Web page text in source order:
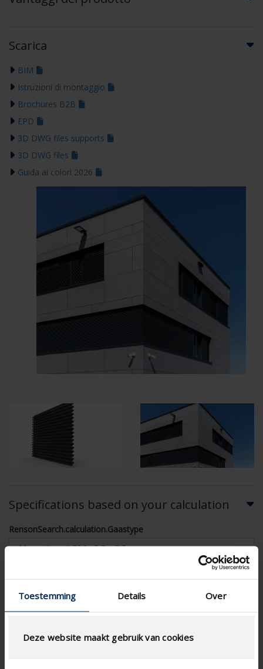
Toestemming Details Over
Deze website maakt gebruik van cookies
Scarica
BIM
Istruzioni di montaggio
Brochures B2B
EPD
3D DWG files supports
3D DWG files
Guida ai colori 2026
Specifications based on your calculation
RensonSearch.calculation.Gaastype
AIRFLOW CALCULATION
Technical Specifications